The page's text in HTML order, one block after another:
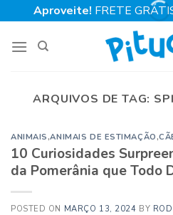
to
content
Aproveite! FRETE
ARQUIVOS DE TAG:
ANIMAIS ,ANIMAIS DE ESTIMAÇÃO ,
10 Curiosidades
da Pomerânia que Todo
POSTED ON MARÇO 13, 2024 BY